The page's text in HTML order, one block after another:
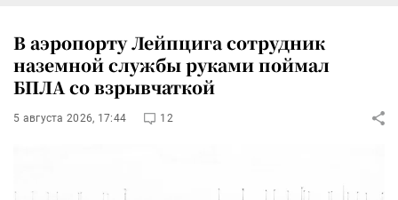
В аэропорту Лейпцига сотрудник
наземной службы руками поймал
БПЛА со взрывчаткой
5 августа 2026, 17:44 12